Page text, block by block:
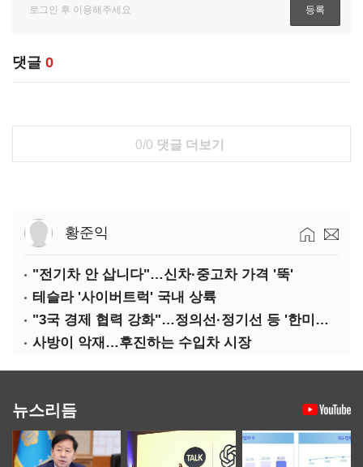
댓글 0
0/0 댓글 더보기
황준익
"전기차 안 삽니다"…신차·중고차 가격 '뚝'
테슬라 '사이버트럭' 국내 상륙
"3국 경제 협력 강화"…정의선·정기선 등 '한미일 경제대화' 참석
사방이 악재…후진하는 수입차 시장
뉴스리듬